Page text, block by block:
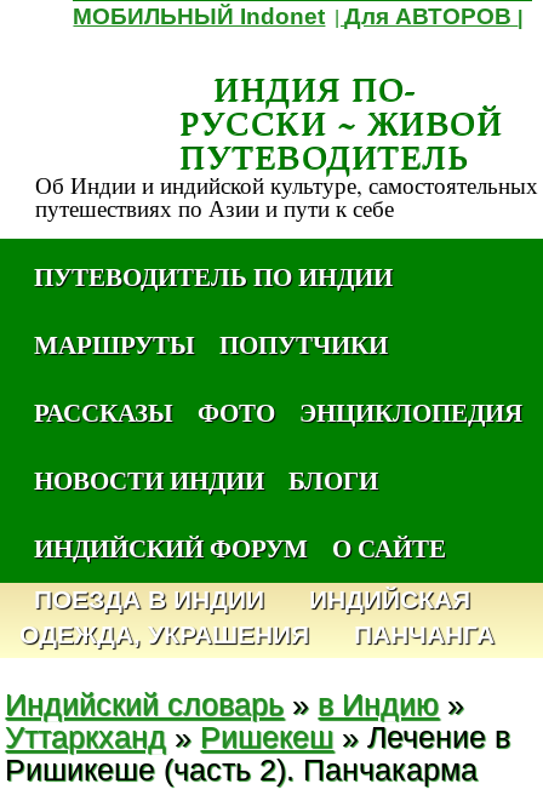
МОБИЛЬНЫЙ Indonet |Для АВТОРОВ
ИНДИЯ ПО-
РУССКИ ~ ЖИВОЙ
ПУТЕВОДИТЕЛЬ
Об Индии и индийской культуре, самостоятельных
путешествиях по Азии и пути к себе
ПУТЕВОДИТЕЛЬ ПО ИНДИИ
МАРШРУТЫ
ПОПУТЧИКИ
РАССКАЗЫ
ФОТО
ЭНЦИКЛОПЕДИЯ
НОВОСТИ ИНДИИ
БЛОГИ
ИНДИЙСКИЙ ФОРУМ
О САЙТЕ
ПОЕЗДА В ИНДИИ
ИНДИЙСКАЯ
ОДЕЖДА, УКРАШЕНИЯ
ПАНЧАНГА
Индийский словарь » в Индию »
Уттаркханд » Ришекеш » Лечение в
Ришикеше (часть 2). Панчакарма